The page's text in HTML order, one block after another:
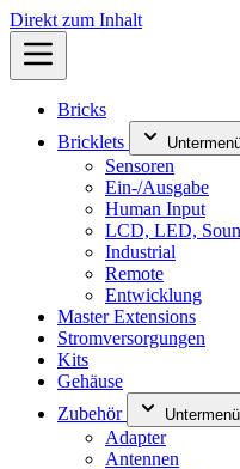
Direkt zum Inhalt
Bricks
Bricklets
Sensoren
Ein-/Ausgabe
Human Input
LCD, LED,
Industrial
Remote
Entwicklung
Master Extensions
Stromversorgungen
Kits
Gehäuse
Zubehör
Adapter
Antennen